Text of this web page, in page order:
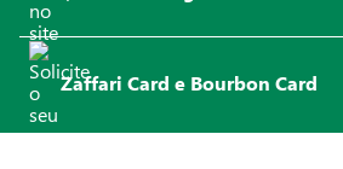
Zaffari Card e Bourbon Card